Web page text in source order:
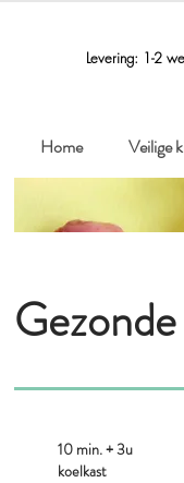
Levering: 1-2
Home Veilige
10 min. + 3u
koelkast